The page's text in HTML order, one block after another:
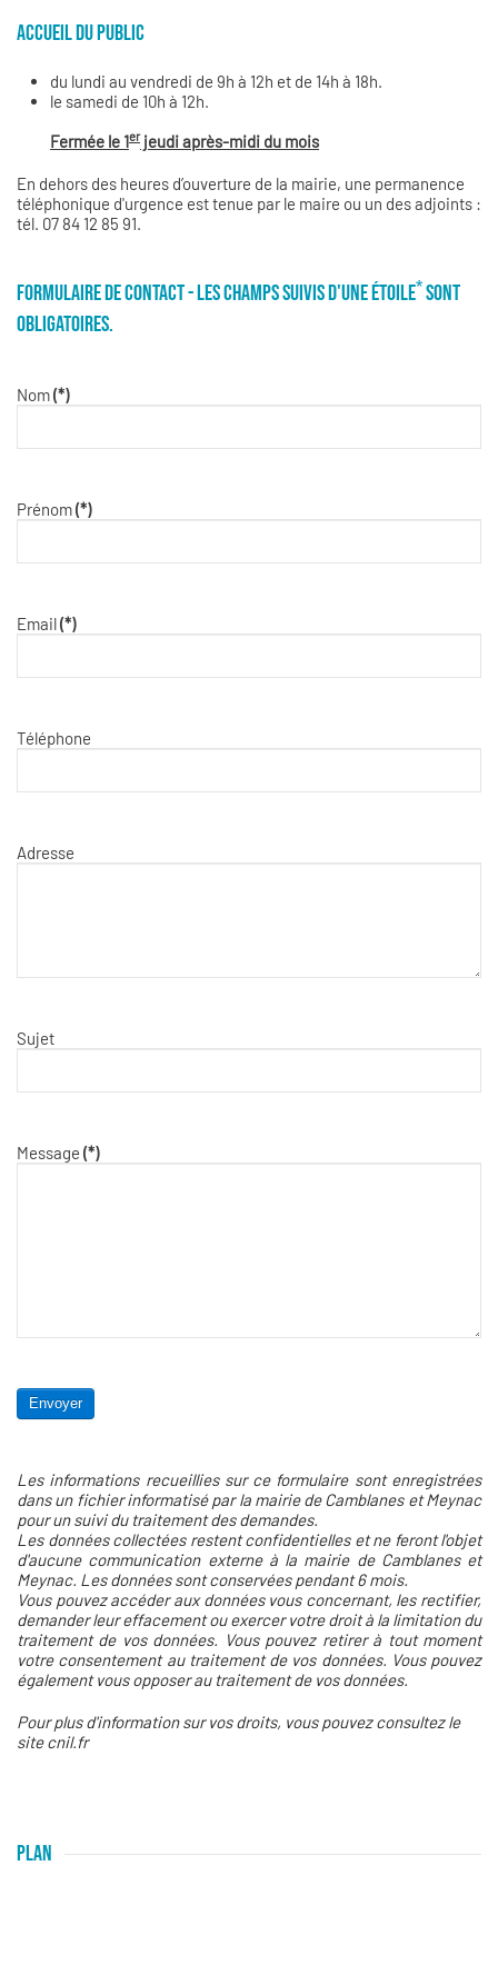
ACCUEIL DU PUBLIC
du lundi au vendredi de 9h à 12h et de 14h à 18h.
le samedi de 10h à 12h.
Fermée le 1erjeudi après-midi du mois
En dehors des heures d’ouverture de la mairie, une permanence
téléphonique d'urgence est tenue par le maire ou un des adjoints :
tél. 07 84 12 85 91.
FORMULAIRE DE CONTACT - LES CHAMPS SUIVIS D'UNE ÉTOILE*SONT
OBLIGATOIRES.
Nom(*)
Prénom(*)
Email(*)
Téléphone
Adresse
Sujet
Message (*)
Envoyer
Les informations recueillies sur ce formulaire sont enregistrées
dans un fichier informatisé par la mairie de Camblanes et Meynac
pour un suivi du traitement des demandes.
Les données collectées restent confidentielles et ne feront l'objet
d'aucune communication externe à la mairie de Camblanes et
Meynac. Les données sont conservées pendant 6 mois.
Vous pouvez accéder aux données vous concernant, les rectifier,
demander leur effacement ou exercer votre droit à la limitation du
traitement de vos données. Vous pouvez retirer à tout moment
votre consentement au traitement de vos données. Vous pouvez
également vous opposer au traitement de vos données.
Pour plus d'information sur vos droits, vous pouvez consultez le
site cnil.fr
PLAN